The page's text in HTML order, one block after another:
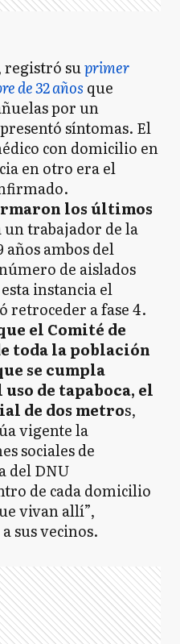
registró suprimer
de 32 años que
por un
síntomas. El
con domicilio en
en otro era el
los últimos
un trabajador de la
años ambos del
de aislados
instancia el
retroceder a fase 4.
el Comité de
toda la población
se cumpla
de tapaboca, el
de dos metros,
vigente la
sociales de
del DNU
de cada domicilio
vivan allí”,
sus vecinos.